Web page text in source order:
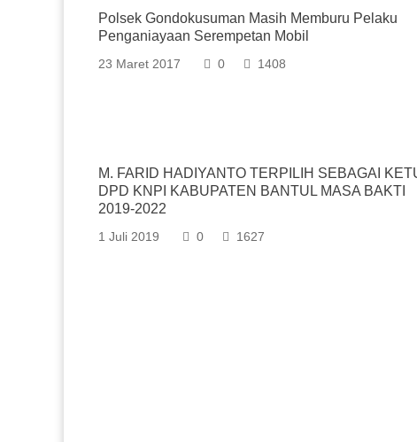
Polsek Gondokusuman Masih Memburu Pelaku
Penganiayaan Serempetan Mobil
23 Maret 2017 0 1408
M. FARID HADIYANTO TERPILIH SEBAGAI
DPD KNPI KABUPATEN BANTUL MASA BAKTI
2019-2022
1 Juli 2019 0 1627